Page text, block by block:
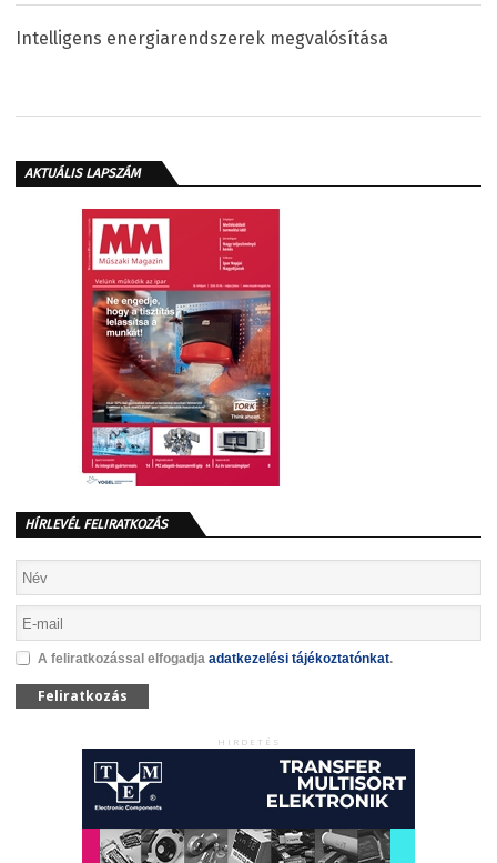
Intelligens energiarendszerek megvalósítása
AKTUÁLIS LAPSZÁM
HÍRLEVÉL FELIRATKOZÁS
A feliratkozással elfogadja adatkezelési tájékoztatónkat.
Feliratkozás
HIRDETÉS